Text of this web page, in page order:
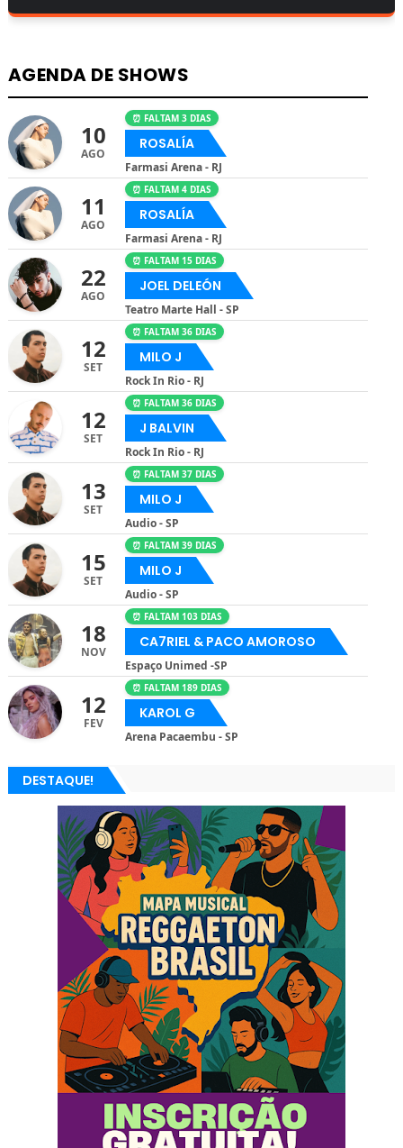
AGENDA DE SHOWS
10
AGO
⏰ FALTAM 3 DIAS
ROSALÍA
Farmasi Arena - RJ
11
AGO
⏰ FALTAM 4 DIAS
ROSALÍA
Farmasi Arena - RJ
22
AGO
⏰ FALTAM 15 DIAS
JOEL DELEÓN
Teatro Marte Hall - SP
12
SET
⏰ FALTAM 36 DIAS
MILO J
Rock In Rio - RJ
12
SET
⏰ FALTAM 36 DIAS
J BALVIN
Rock In Rio - RJ
13
SET
⏰ FALTAM 37 DIAS
MILO J
Audio - SP
15
SET
⏰ FALTAM 39 DIAS
MILO J
Audio - SP
18
NOV
⏰ FALTAM 103 DIAS
CA7RIEL & PACO AMOROSO
Espaço Unimed -SP
12
FEV
⏰ FALTAM 189 DIAS
KAROL G
Arena Pacaembu - SP
DESTAQUE!